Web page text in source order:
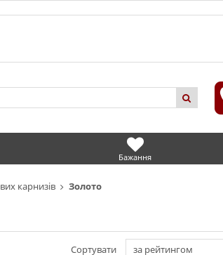
карнизів Золото
Сортувати за рейтингом
Бажання